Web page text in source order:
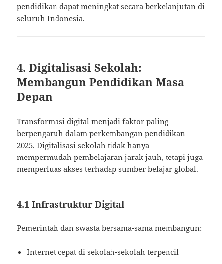
pendidikan dapat meningkat secara berkelanjutan di
seluruh Indonesia.
4. Digitalisasi Sekolah:
Membangun Pendidikan Masa
Depan
Transformasi digital menjadi faktor paling
berpengaruh dalam perkembangan pendidikan
2025. Digitalisasi sekolah tidak hanya
mempermudah pembelajaran jarak jauh, tetapi juga
memperluas akses terhadap sumber belajar global.
4.1 Infrastruktur Digital
Pemerintah dan swasta bersama-sama membangun:
Internet cepat di sekolah-sekolah terpencil